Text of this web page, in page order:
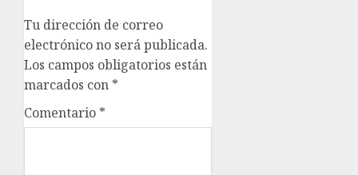
Tu dirección de correo
electrónico no será publicada.
Los campos obligatorios están
marcados con *
Comentario *